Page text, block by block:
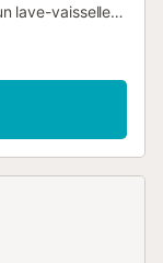
lave-vaisselle,
vidéo) avec un
une
un ventilateur
vacances